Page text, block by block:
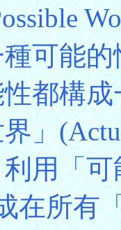
可能
都構
」
用「
在所有